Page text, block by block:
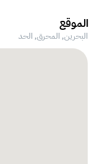
الموقع
البحرين, المحرق,الحد